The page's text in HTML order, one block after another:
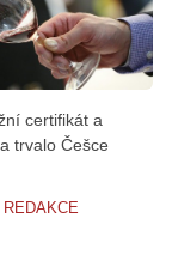
certifikát a
trvalo Češce
REDAKCE